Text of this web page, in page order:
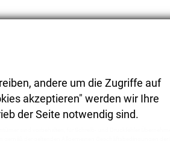
andere um die Zugriffe auf
akzeptieren" werden wir Ihre
der Seite notwendig sind.